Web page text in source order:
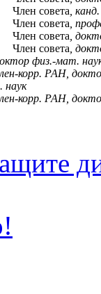
Член совета ,
Член совета ,
Член совета ,
Член совета ,
физ.-мат.
корр. РАН,
наук
корр. РАН,